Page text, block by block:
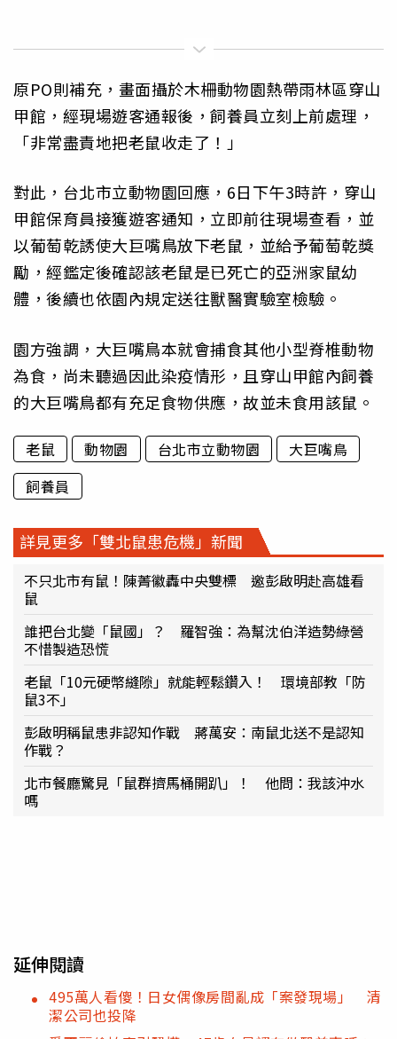
原PO則補充，畫面攝於木柵動物園熱帶雨林區穿山
甲館，經現場遊客通報後，飼養員立刻上前處理，
「非常盡責地把老鼠收走了！」
對此，台北市立動物園回應，6日下午3時許，穿山
甲館保育員接獲遊客通知，立即前往現場查看，並
以葡萄乾誘使大巨嘴鳥放下老鼠，並給予葡萄乾獎
勵，經鑑定後確認該老鼠是已死亡的亞洲家鼠幼
體，後續也依園內規定送往獸醫實驗室檢驗。
園方強調，大巨嘴鳥本就會捕食其他小型脊椎動物
為食，尚未聽過因此染疫情形，且穿山甲館內飼養
的大巨嘴鳥都有充足食物供應，故並未食用該鼠。
老鼠 動物園 台北市立動物園
大巨嘴鳥
飼養員
詳見更多「雙北鼠患危機」新聞
不只北市有鼠！陳菁徽轟中央雙標 邀彭啟明赴高雄看
鼠
誰把台北變「鼠國」？ 羅智強：為幫沈伯洋造勢綠營
不惜製造恐慌
老鼠「10元硬幣縫隙」就能輕鬆鑽入！ 環境部教「防
鼠3不」
彭啟明稱鼠患非認知作戰 蔣萬安：南鼠北送不是認知
作戰？
北市餐廳驚見「鼠群擠馬桶開趴」！ 他問：我該沖水
嗎
延伸閱讀
495萬人看傻！日女偶像房間亂成「案發現場」 清
潔公司也投降